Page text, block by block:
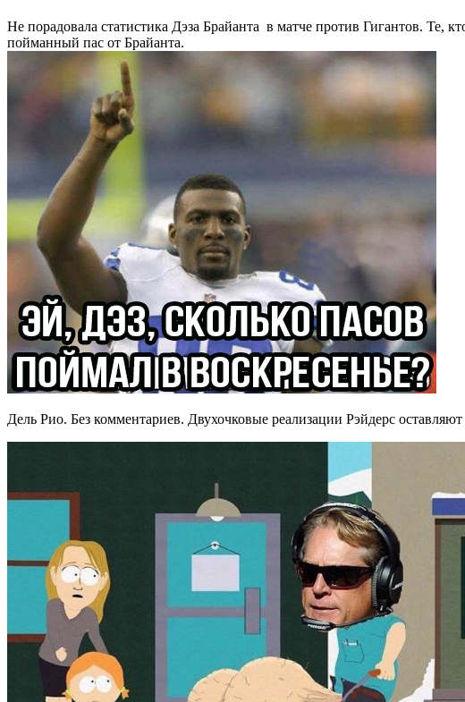
Не порадовала статистика Дэза Брайанта в матче против Гигантов. Те,
пойманный пас от Брайанта.
Дель Рио. Без комментариев. Двухочковые реализации Рэйдерс